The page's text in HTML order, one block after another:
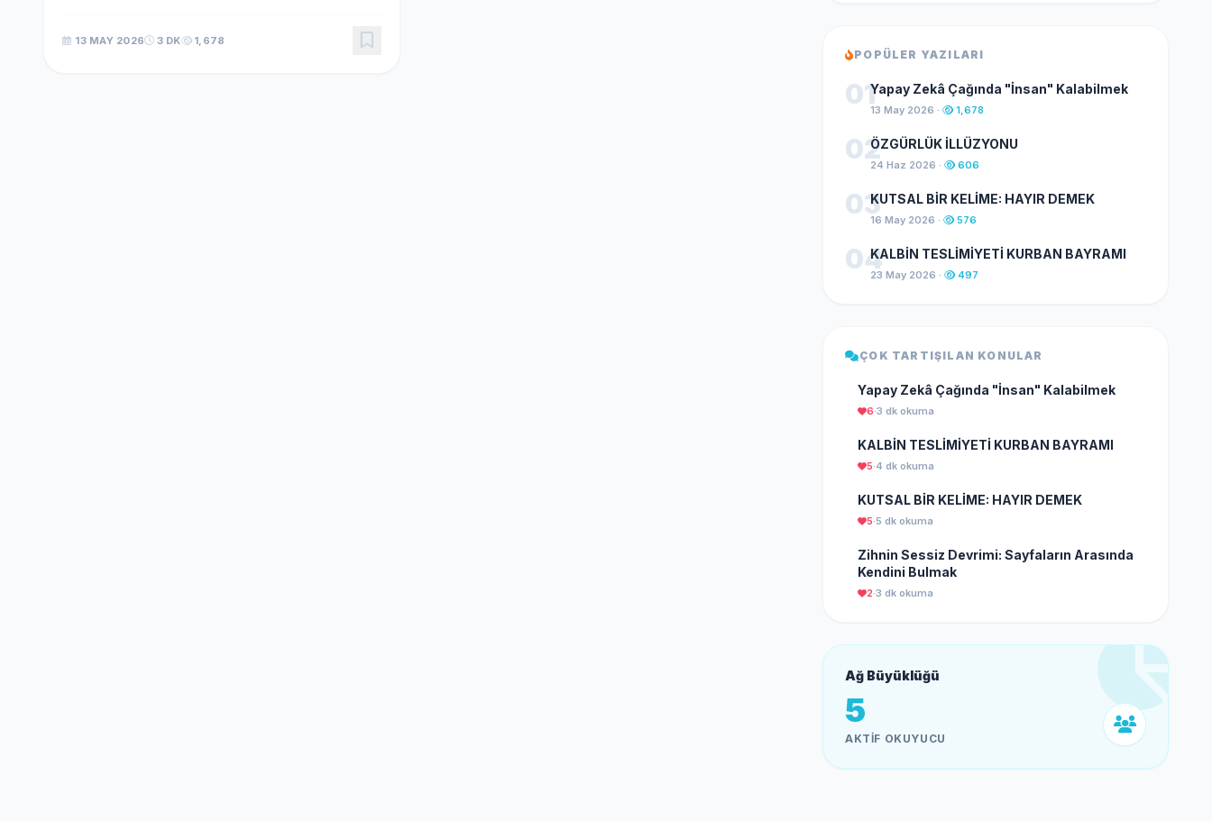
molası süresinde yaşanıyor. Bir zamanlar bilim kurgu
fil...
13 MAY 2026 3 DK 1,678
POPÜLER YAZILARI
01Yapay Zekâ Çağında "İnsan" Kalabilmek
13 May 2026 · 1,678
02ÖZGÜRLÜK İLLÜZYONU
24 Haz 2026 · 606
03KUTSAL BİR KELİME: HAYIR DEMEK
16 May 2026 · 576
04 KALBİN TESLİMİYETİ KURBAN BAYRAMI
23 May 2026 · 497
ÇOK TARTIŞILAN KONULAR
Yapay Zekâ Çağında "İnsan" Kalabilmek
6·3 dk okuma
KALBİN TESLİMİYETİ KURBAN BAYRAMI
5·4 dk okuma
KUTSAL BİR KELİME: HAYIR DEMEK
5·5 dk okuma
Zihnin Sessiz Devrimi: Sayfaların Arasında
Kendini Bulmak
2·3 dk okuma
Ağ Büyüklüğü
5
AKTIF OKUYUCU